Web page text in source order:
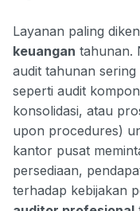
Layanan paling
keuangan tahunan.
audit tahunan
seperti audit
konsolidasi, atau
upon procedures)
kantor pusat
persediaan,
terhadap kebijakan